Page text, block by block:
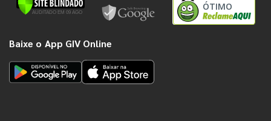
ÓTIMO
Baixe o App GIV Online